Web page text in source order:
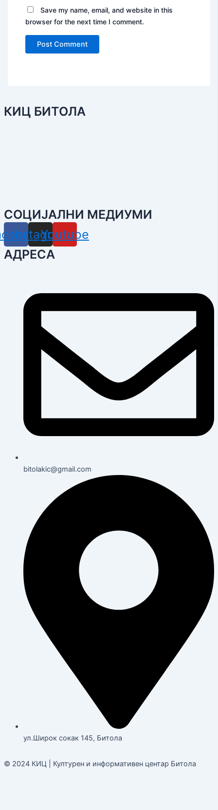
Save my name, email, and website in this
browser for the next time I comment.
КИЦ БИТОЛА
СОЦИЈАЛНИ МЕДИУМИ
Instagram
Youtube
АДРЕСА
bitolakic@gmail.com
ул.Широк сокак 145, Битола
© 2024 КИЦ | Културен и информативен центар Битола